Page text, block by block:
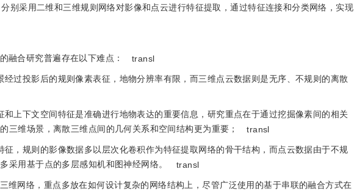
别采用二维和三维规则网络对影像和点云进行特征提取，通过特征连接和分类网络，实现
融合研究普遍存在以下难点： transl
经过投影后的规则像素表征，地物分辨率有限，而三维点云数据则是无序、不规则的离散
和上下文空间特征是准确进行地物表达的重要信息，研究重点在于通过挖掘像素间的相关
三维场景，离散三维点间的几何关系和空间结构更为重要；
transl
征，规则的影像数据多以层次化卷积作为特征提取网络的骨干结构，而点云数据由于不规
采用基于点的多层感知机和图神经网络。
transl
维网络，重点多放在如何设计复杂的网络结构上，尽管广泛使用的基于串联的融合方式在